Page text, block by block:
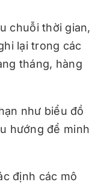
chuỗi thời gian,
lại trong các
tháng, hàng
như biểu đồ
hướng để minh
định các mô